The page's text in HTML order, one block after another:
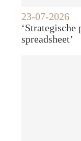
23-07-2026
‘Strategische
spreadsheet’